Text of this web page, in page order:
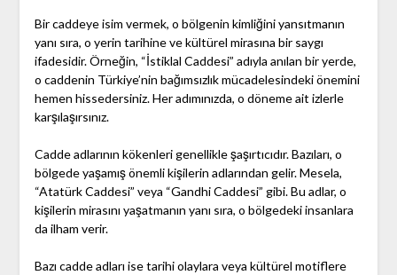
Bir caddeye isim vermek, o bölgenin kimliğini yansıtmanın
yanı sıra, o yerin tarihine ve kültürel mirasına bir saygı
ifadesidir. Örneğin, “İstiklal Caddesi” adıyla anılan bir yerde,
o caddenin Türkiye’nin bağımsızlık mücadelesindeki önemini
hemen hissedersiniz. Her adımınızda, o döneme ait izlerle
karşılaşırsınız.
Cadde adlarının kökenleri genellikle şaşırtıcıdır. Bazıları, o
bölgede yaşamış önemli kişilerin adlarından gelir. Mesela,
“Atatürk Caddesi” veya “Gandhi Caddesi” gibi. Bu adlar, o
kişilerin mirasını yaşatmanın yanı sıra, o bölgedeki insanlara
da ilham verir.
Bazı cadde adları ise tarihi olaylara veya kültürel motiflere